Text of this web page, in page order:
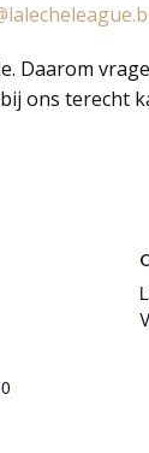
Daarom
ons terecht